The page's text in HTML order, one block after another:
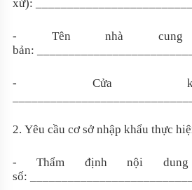
xứ):
- Tên nhà cung
bản:
- Cửa
2. Yêu cầu cơ sở nhập khẩu thực
-Thẩm định nội
số: